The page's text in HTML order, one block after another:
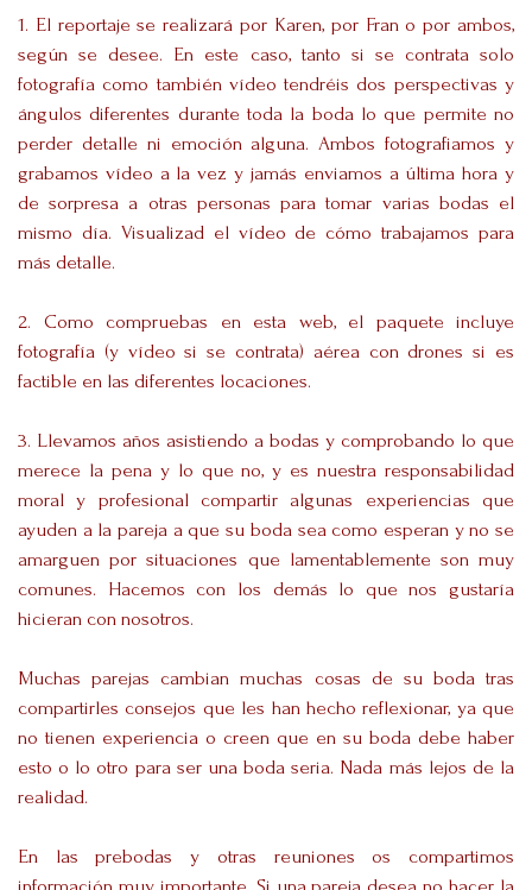
1. El reportaje se realizará por Karen, por Fran o por ambos,
según se desee. En este caso, tanto si se contrata solo
fotografía como también vídeo tendréis dos perspectivas y
ángulos diferentes durante toda la boda lo que permite no
perder detalle ni emoción alguna. Ambos fotografiamos y
grabamos vídeo a la vez y jamás enviamos a última hora y
de sorpresa a otras personas para tomar varias bodas el
mismo día. Visualizad el vídeo de cómo trabajamos para
más detalle.
2. Como compruebas en esta web, el paquete incluye
fotografía (y vídeo si se contrata) aérea con drones si es
factible en las diferentes locaciones.
3. Llevamos años asistiendo a bodas y comprobando lo que
merece la pena y lo que no, y es nuestra responsabilidad
moral y profesional compartir algunas experiencias que
ayuden a la pareja a que su boda sea como esperan y no se
amarguen por situaciones que lamentablemente son muy
comunes. Hacemos con los demás lo que nos gustaría
hicieran con nosotros.
Muchas parejas cambian muchas cosas de su boda tras
compartirles consejos que les han hecho reflexionar, ya que
no tienen experiencia o creen que en su boda debe haber
esto o lo otro para ser una boda seria. Nada más lejos de la
realidad.
En las prebodas y otras reuniones os compartimos